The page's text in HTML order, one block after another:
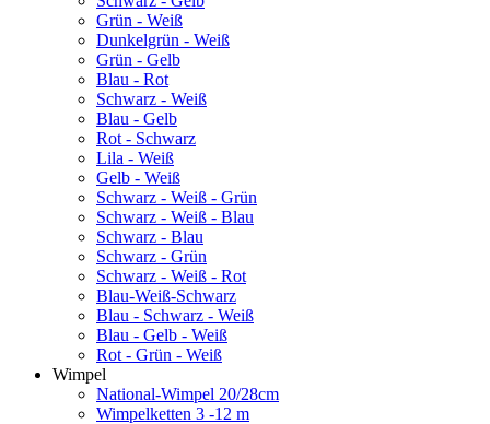
Grün - Weiß
Dunkelgrün - Weiß
Grün - Gelb
Blau - Rot
Schwarz - Weiß
Blau - Gelb
Rot - Schwarz
Lila - Weiß
Gelb - Weiß
Schwarz - Weiß - Grün
Schwarz - Weiß - Blau
Schwarz - Blau
Schwarz - Grün
Schwarz - Weiß - Rot
Blau-Weiß-Schwarz
Blau - Schwarz - Weiß
Blau - Gelb - Weiß
Rot - Grün - Weiß
Wimpel
National-Wimpel 20/28cm
Wimpelketten 3 -12 m